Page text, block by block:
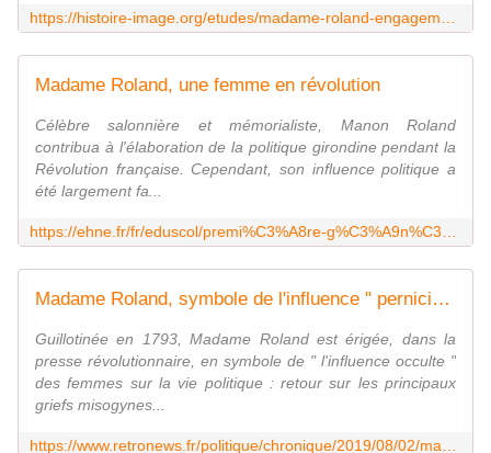
Madame Roland, une femme en révolution
Célèbre salonnière et mémorialiste, Manon Roland
contribua à l'élaboration de la politique girondine pendant la
Révolution française. Cependant, son influence politique a
été largement fa...
Madame Roland, symbole de l'influence " pernicieuse " des femmes sur la politique
Guillotinée en 1793, Madame Roland est érigée, dans la
presse révolutionnaire, en symbole de " l'influence occulte "
des femmes sur la vie politique : retour sur les principaux
griefs misogynes...